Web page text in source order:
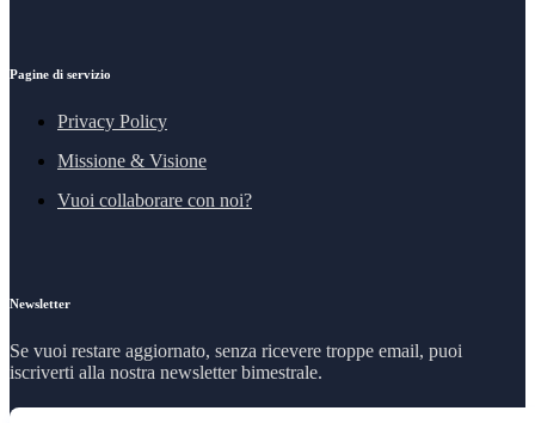
Pagine di servizio
Privacy Policy
Missione & Visione
Vuoi collaborare con noi?
Newsletter
Se vuoi restare aggiornato, senza ricevere troppe email, puoi
iscriverti alla nostra newsletter bimestrale.